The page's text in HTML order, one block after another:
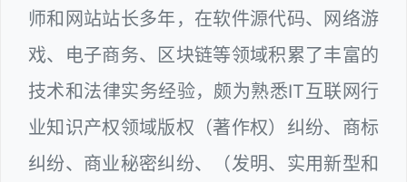
师和网站站长多年，在软件源代码、网络游
戏、电子商务、区块链等领域积累了丰富的
技术和法律实务经验，颇为熟悉IT互联网行
业知识产权领域版权（著作权）纠纷、商标
纠纷、商业秘密纠纷、（发明、实用新型和